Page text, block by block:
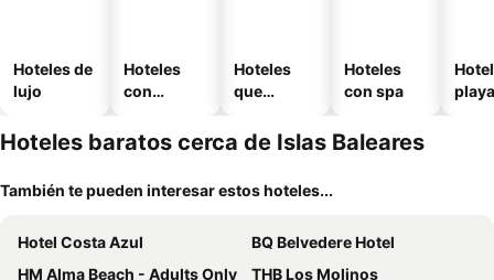
Hoteles de
lujo
Hoteles
con
Hoteles
que
mascotas
Hoteles
con spa
playa
Hoteles baratos cerca de Islas Baleares
También te pueden interesar estos hoteles...
Hotel Costa Azul
BQ Belvedere Hotel
HM Alma Beach - Adults Only
THB Los Molinos